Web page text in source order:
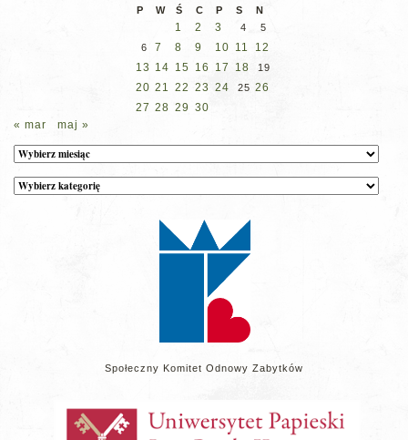
P
W Ś C P S N
1 2 3 4
5
6
7 8 9 10 11
12
13 14 15 16 17 18 19
20 21 22 23 24 25 26
27 28 29 30
« mar
maj »
Archiwum
Kategorie
wpisów
Społeczny Komitet Odnowy Zabytków